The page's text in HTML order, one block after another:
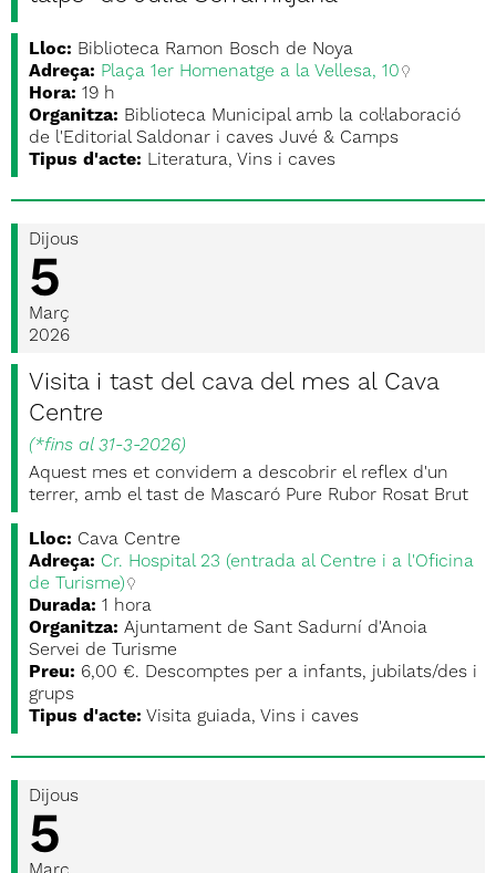
Lloc: Biblioteca Ramon Bosch de Noya
Adreça: Plaça 1er Homenatge a la Vellesa, 10
Hora: 19 h
Organitza: Biblioteca Municipal amb la col·laboració
de l'Editorial Saldonar i caves Juvé & Camps
Tipus d'acte: Literatura, Vins i caves
Dijous
5
Març
2026
Visita i tast del cava del mes al Cava
Centre
(*fins al 31-3-2026)
Aquest mes et convidem a descobrir el reflex d'un
terrer, amb el tast de Mascaró Pure Rubor Rosat Brut
Lloc: Cava Centre
Adreça: Cr. Hospital 23 (entrada al Centre i a l'Oficina
de Turisme)
Durada: 1 hora
Organitza: Ajuntament de Sant Sadurní d'Anoia
Servei de Turisme
Preu: 6,00 €. Descomptes per a infants, jubilats/des i
grups
Tipus d'acte: Visita guiada, Vins i caves
Dijous
5